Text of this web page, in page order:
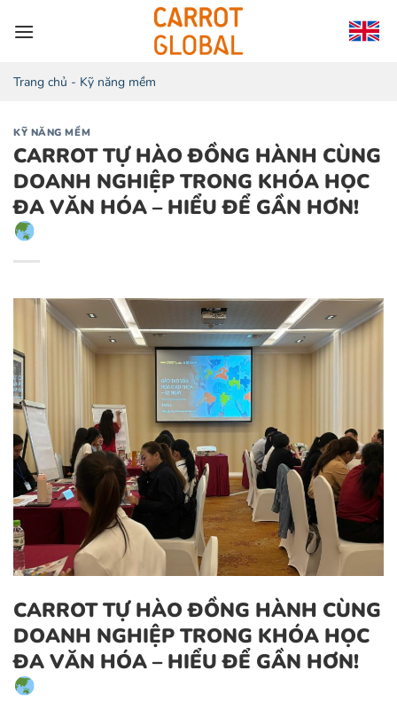
đến
dungTrang chủ - Kỹ năng mềm
KỸ NĂNG MỀM
CARROT TỰ HÀO ĐỒNG HÀNH CÙNG
DOANH NGHIỆP TRONG KHÓA HỌC
ĐA VĂN HÓA – HIỂU ĐỂ GẦN HƠN!
CARROT TỰ HÀO ĐỒNG HÀNH CÙNG
DOANH NGHIỆP TRONG KHÓA HỌC
ĐA VĂN HÓA – HIỂU ĐỂ GẦN HƠN!